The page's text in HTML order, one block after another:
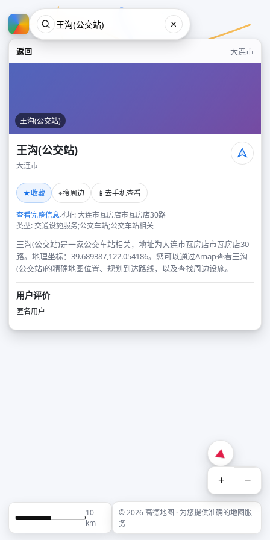
返回 大连市
王沟(公交站)
王沟(公交站)
大连市
★收藏 ⌖搜周边 📱 去手机查看
查看完整信息地址: 大连市瓦房店市瓦房店30路
类型: 交通设施服务;公交车站;公交车站相关
王沟(公交站)是一家公交车站相关，地址为大连市瓦房店市瓦房店30
路。地理坐标：39.689387,122.054186。您可以通过Amap查看王沟
(公交站)的精确地图位置、规划到达路线，以及查找周边设施。
用户评价
匿名用户
+ −
10
km
© 2026 高德地图 · 为您提供准确的地图服
务